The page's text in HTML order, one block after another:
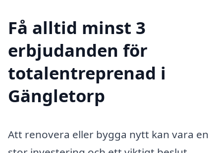
Få alltid minst 3
erbjudanden för
totalentreprenad i
Gängletorp
Att renovera eller bygga nytt kan vara en